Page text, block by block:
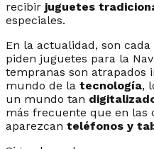
recibir juguetes
especiales.
En la actualidad, son
piden juguetes para la
tempranas son atrapados
mundo de la tecnología,
un mundo tan
más frecuente que en las
aparezcan teléfonos y